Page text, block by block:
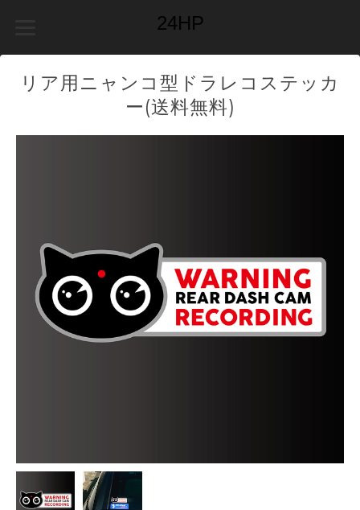
24HP
リア用ニャンコ型ドラレコステッカ
ー(送料無料)